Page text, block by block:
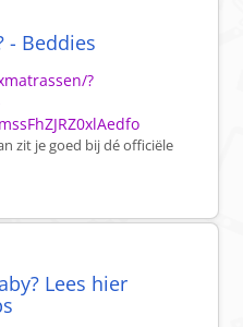
- Beddies
?
zit je goed bij dé officiële
Lees hier